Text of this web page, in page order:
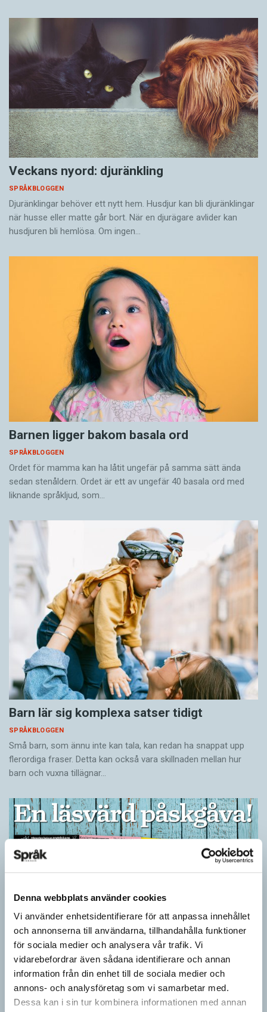
Denna webbplats använder cookies
Vi använder enhetsidentifierare för att anpassa innehållet
och annonserna till användarna, tillhandahålla funktioner
för sociala medier och analysera vår trafik. Vi
vidarebefordrar även sådana identifierare och annan
information från din enhet till de sociala medier och
annons- och analysföretag som vi samarbetar med.
Dessa kan i sin tur kombinera informationen med annan
Veckans nyord: djuränkling
SPRÅKBLOGGEN
Djuränklingar behöver ett nytt hem. Husdjur kan bli djuränklingar
när husse eller matte går bort. När en djurägare avlider kan
husdjuren bli hemlösa. Om ingen…
Barnen ligger bakom basala ord
SPRÅKBLOGGEN
Ordet för mamma kan ha låtit ungefär på samma sätt ända
sedan stenåldern. Ordet är ett av ungefär 40 basala ord med
liknande språkljud, som…
Barn lär sig komplexa satser tidigt
SPRÅKBLOGGEN
Små barn, som ännu inte kan tala, kan redan ha snappat upp
flerordiga fraser. Detta kan också vara skillnaden mellan hur
barn och vuxna tillägnar…
Ge bort Språktidningen till påsk!
SPRÅKBLOGGEN
Inför påsken har vi ett riktigt fint erbjudande. Just nu kan du ge
bort 3 nummer av Språktidningen för bara 99 kronor! Du kan